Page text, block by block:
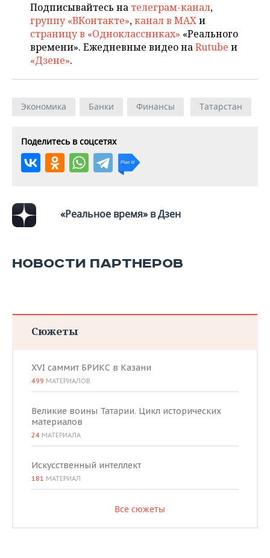
Подписывайтесь на телеграм-канал,
группу «ВКонтакте»,канал в MAXи
страницу в «Одноклассниках» «Реального
времени». Ежедневные видео наRutube и
«Дзене».
Экономика Банки Финансы Татарстан
Поделитесь в соцсетях
«Реальное время» в Дзен
НОВОСТИ ПАРТНЕРОВ
Сюжеты
XVI саммит БРИКС в Казани
499 МАТЕРИАЛОВ
Великие воины Татарии. Цикл исторических
материалов
24 МАТЕРИАЛА
Искусственный интеллект
181 МАТЕРИАЛ
Все сюжеты